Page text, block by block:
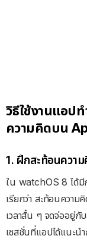
วิธีใช้งานแอป
ความคิดบน
1. ฝึกสะท้อนควา
ใน watchOS 8 ได้มี
เรียกว่า สะท้อนควา
เวลาสั้น ๆ จดจ่ออยู่กั
เซสชั่นที่แอปได้แนะนำ